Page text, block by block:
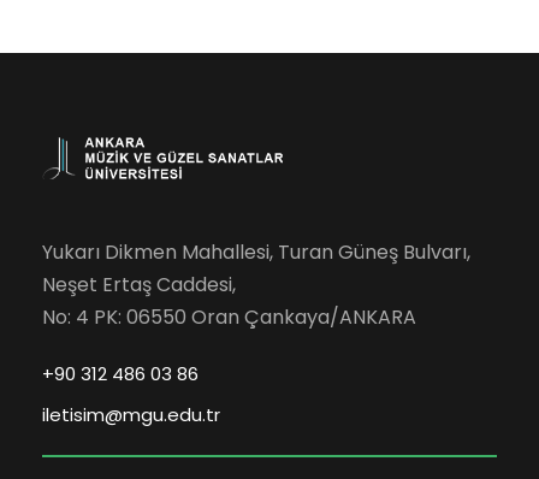
Yukarı Dikmen Mahallesi, Turan Güneş Bulvarı,
Neşet Ertaş Caddesi,
No: 4 PK: 06550 Oran Çankaya/ANKARA
+90 312 486 03 86
iletisim@mgu.edu.tr